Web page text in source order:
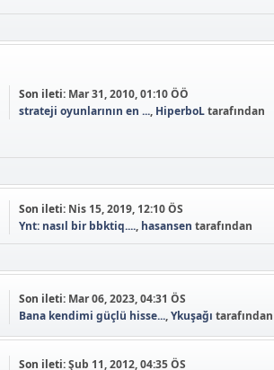
Son ileti: Mar 31, 2010, 01:10 ÖÖ
strateji oyunlarının en ..., HiperboLtarafından
Son ileti: Nis 15, 2019, 12:10 ÖS
Ynt: nasıl bir bbktiq...., hasansen tarafından
Son ileti: Mar 06, 2023, 04:31 ÖS
Bana kendimi güçlü hisse...,Ykuşağı tarafından
Son ileti:Şub 11, 2012, 04:35 ÖS